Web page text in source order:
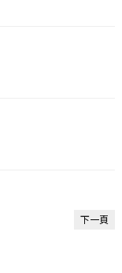
下一頁